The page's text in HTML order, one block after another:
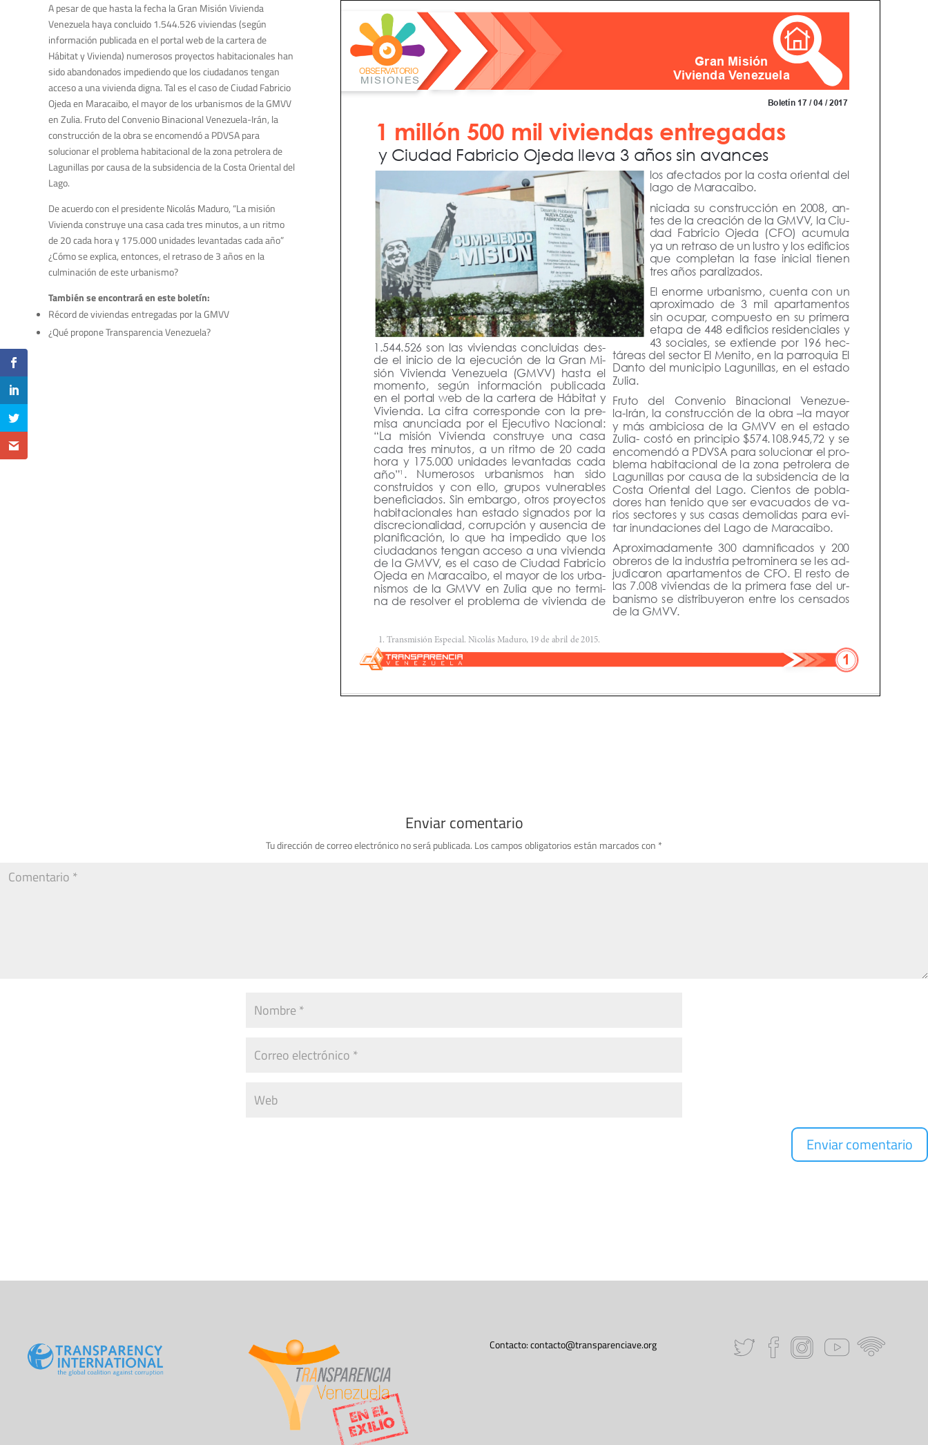
A pesar de que hasta la fecha la Gran Misión Vivienda
Venezuela haya concluido 1.544.526 viviendas (según
información publicada en el portal web de la cartera de
Hábitat y Vivienda) numerosos proyectos habitacionales han
sido abandonados impediendo que los ciudadanos tengan
acceso a una vivienda digna. Tal es el caso de Ciudad Fabricio
Ojeda en Maracaibo, el mayor de los urbanismos de la GMVV
en Zulia. Fruto del Convenio Binacional Venezuela-Irán, la
construcción de la obra se encomendó a PDVSA para
solucionar el problema habitacional de la zona petrolera de
Lagunillas por causa de la subsidencia de la Costa Oriental del
Lago.
De acuerdo con el presidente Nicolás Maduro, “La misión
Vivienda construye una casa cada tres minutos, a un ritmo
de 20 cada hora y 175.000 unidades levantadas cada año”
¿Cómo se explica, entonces, el retraso de 3 años en la
culminación de este urbanismo?
También se encontrará en este boletín:
Récord de viviendas entregadas por la GMVV
¿Qué propone Transparencia Venezuela?
Enviar comentario
Tu dirección de correo electrónico no será publicada. Los campos obligatorios están marcados con *
Contacto:contacto@transparenciave.org